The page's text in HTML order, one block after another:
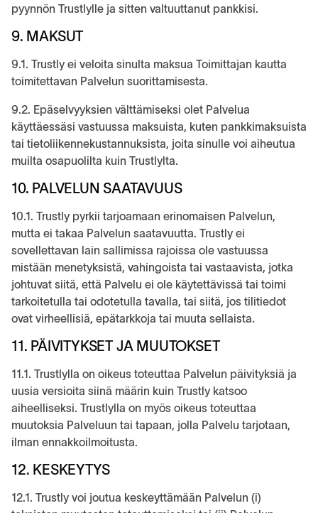
pyynnön Trustlylle ja sitten valtuuttanut pankkisi.
9. MAKSUT
9.1. Trustly ei veloita sinulta maksua Toimittajan kautta
toimitettavan Palvelun suorittamisesta.
9.2. Epäselvyyksien välttämiseksi olet Palvelua
käyttäessäsi vastuussa maksuista, kuten pankkimaksuista
tai tietoliikennekustannuksista, joita sinulle voi aiheutua
muilta osapuolilta kuin Trustlylta.
10. PALVELUN SAATAVUUS
10.1. Trustly pyrkii tarjoamaan erinomaisen Palvelun,
mutta ei takaa Palvelun saatavuutta. Trustly ei
sovellettavan lain sallimissa rajoissa ole vastuussa
mistään menetyksistä, vahingoista tai vastaavista, jotka
johtuvat siitä, että Palvelu ei ole käytettävissä tai toimi
tarkoitetulla tai odotetulla tavalla, tai siitä, jos tilitiedot
ovat virheellisiä, epätarkkoja tai muuta sellaista.
11. PÄIVITYKSET JA MUUTOKSET
11.1. Trustlylla on oikeus toteuttaa Palvelun päivityksiä ja
uusia versioita siinä määrin kuin Trustly katsoo
aiheelliseksi. Trustlylla on myös oikeus toteuttaa
muutoksia Palveluun tai tapaan, jolla Palvelu tarjotaan,
ilman ennakkoilmoitusta.
12. KESKEYTYS
12.1. Trustly voi joutua keskeyttämään Palvelun (i)